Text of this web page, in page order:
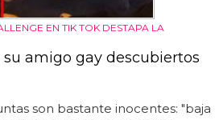
EN TIK TOK DESTAPA LA
su amigo gay descubiertos
son bastante inocentes: "baja